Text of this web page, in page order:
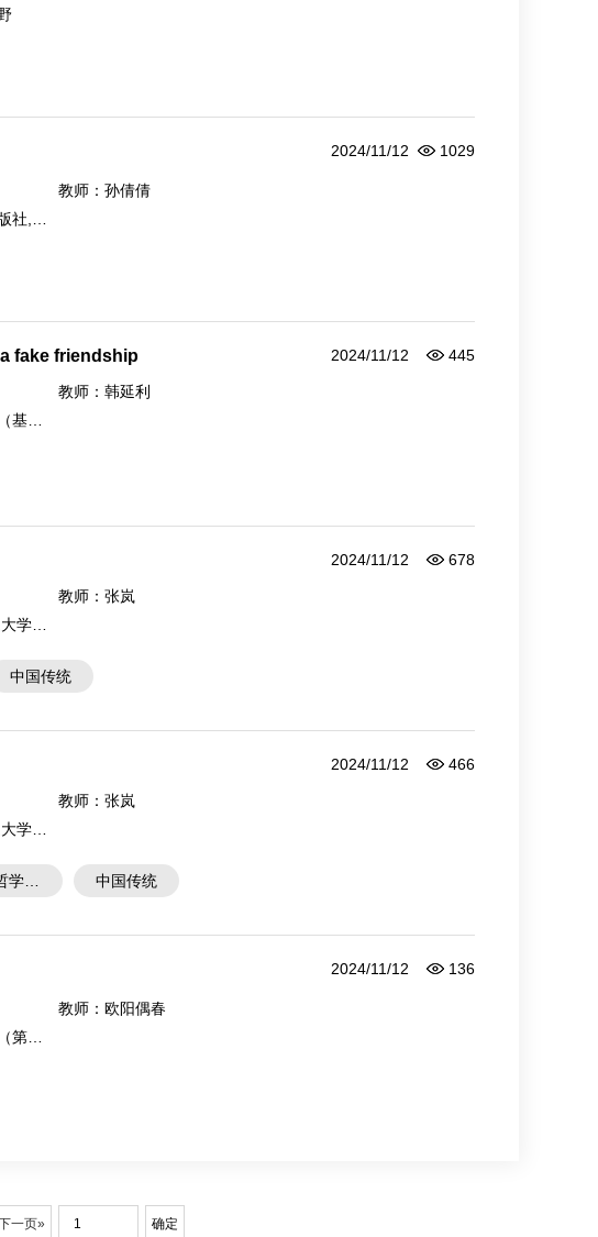
2024/11/12 1029
教师： 孙倩倩
版）第二册
fake friendship 2024/11/12 445
教师： 韩延利
教程2
2024/11/12 678
教师： 张岚
作教程
中国传统
2024/11/12 466
教师： 张岚
作教程
思
中国传统
2024/11/12 136
教师： 欧阳偶春
教程3
一页»